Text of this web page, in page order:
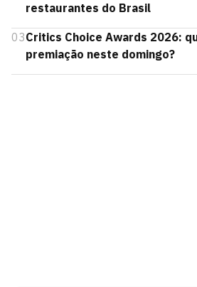
restaurantes do Brasil
03Critics Choice Awards 2026:
premiação neste domingo?